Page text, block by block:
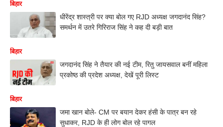
बिहार
धीरेंद्र शास्त्री पर क्या बोल गए RJD अध्यक्ष जगदानंद सिंह?
समर्थन में उतरे गिरिराज सिंह ने कह दी बड़ी बात
बिहार
जगदानंद सिंह ने तैयार की नई टीम, रितु जायसवाल बनीं महिला
प्रकोष्ठ की प्रदेश अध्यक्ष, देखें पूरी लिस्ट
बिहार
जमा खान बोले- CM पर बयान देकर हंसी के पात्र बन रहे
सुधाकर, RJD के ही लोग बोल रहे पागल